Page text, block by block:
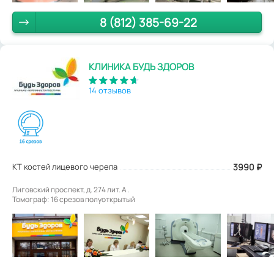
8 (812) 385-69-22
КЛИНИКА БУДЬ ЗДОРОВ
14 отзывов
КТ костей лицевого черепа 3990 ₽
Лиговский проспект, д. 274 лит. А .
Томограф: 16 срезов полуоткрытый